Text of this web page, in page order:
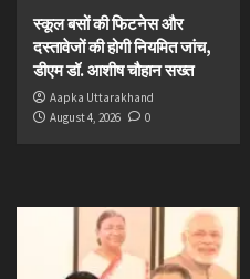
स्कूल बसों की फिटनेस और
दस्तावेजों की होगी नियमित जांच,
डीएम डॉ. आशीष चौहान सख्त
Aapka Uttarakhand
August 4, 2026
0